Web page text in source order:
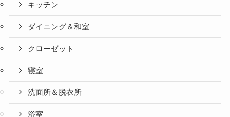
キッチン
ダイニング＆和室
クローゼット
寝室
洗面所＆脱衣所
浴室